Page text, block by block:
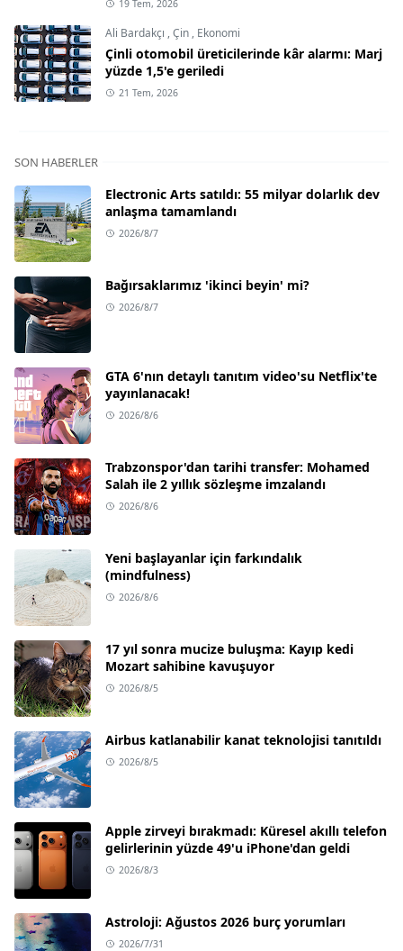
19 Tem, 2026
Ali Bardakçı ,Çin , Ekonomi
Çinli otomobil üreticilerinde kâr alarmı: Marj
yüzde 1,5'e geriledi
21 Tem, 2026
SON HABERLER
Electronic Arts satıldı: 55 milyar dolarlık dev
anlaşma tamamlandı
2026/8/7
Bağırsaklarımız 'ikinci beyin' mi?
2026/8/7
GTA 6'nın detaylı tanıtım video'su Netflix'te
yayınlanacak!
2026/8/6
Trabzonspor'dan tarihi transfer: Mohamed
Salah ile 2 yıllık sözleşme imzalandı
2026/8/6
Yeni başlayanlar için farkındalık
(mindfulness)
2026/8/6
17 yıl sonra mucize buluşma: Kayıp kedi
Mozart sahibine kavuşuyor
2026/8/5
Airbus katlanabilir kanat teknolojisi tanıtıldı
2026/8/5
Apple zirveyi bırakmadı: Küresel akıllı telefon
gelirlerinin yüzde 49'u iPhone'dan geldi
2026/8/3
Astroloji: Ağustos 2026 burç yorumları
2026/7/31